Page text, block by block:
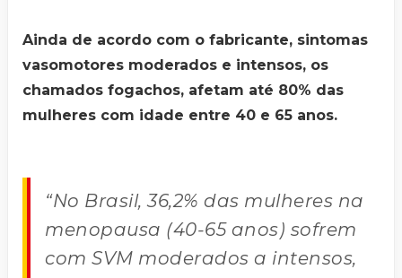
Ainda de acordo com o fabricante, sintomas
vasomotores moderados e intensos, os
chamados fogachos, afetam até 80% das
mulheres com idade entre 40 e 65 anos.
“No Brasil, 36,2% das mulheres na
menopausa (40-65 anos) sofrem
com SVM moderados a intensos,